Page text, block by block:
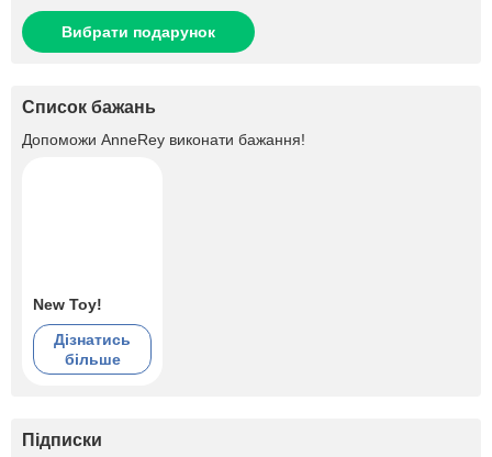
Вибрати подарунок
Список бажань
Допоможи AnneRey виконати бажання!
New Toy!
Дізнатись
більше
Підписки